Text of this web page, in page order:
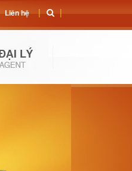
Liên hệ